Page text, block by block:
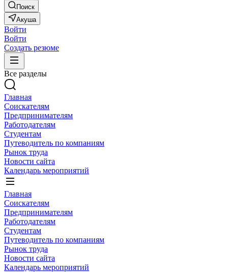
Поиск
Акуша
Войти
Войти
Создать резюме
Все разделы
Главная
Соискателям
Предпринимателям
Работодателям
Студентам
Путеводитель по компаниям
Рынок труда
Новости сайта
Календарь мероприятий
Главная
Соискателям
Предпринимателям
Работодателям
Студентам
Путеводитель по компаниям
Рынок труда
Новости сайта
Календарь мероприятий